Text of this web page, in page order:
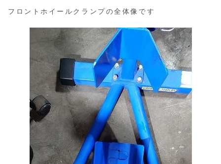
フロントホイールクランプの全体像です